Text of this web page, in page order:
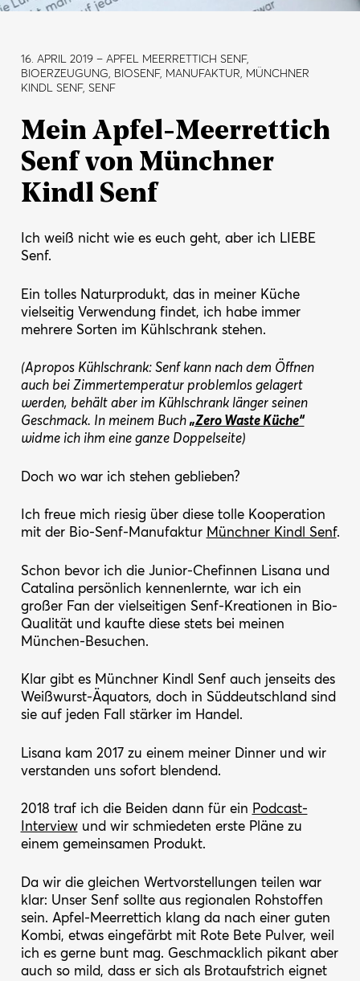
16. APRIL 2019– APFEL MEERRETTICH SENF,
BIOERZEUGUNG, BIOSENF, MANUFAKTUR, MÜNCHNER
KINDL SENF, SENF
Mein Apfel-Meerrettich
Senf von Münchner
Kindl Senf
Ich weiß nicht wie es euch geht, aber ich LIEBE
Senf.
Ein tolles Naturprodukt, das in meiner Küche
vielseitig Verwendung findet, ich habe immer
mehrere Sorten im Kühlschrank stehen.
(Apropos Kühlschrank: Senf kann nach dem Öffnen
auch bei Zimmertemperatur problemlos gelagert
werden, behält aber im Kühlschrank länger seinen
Geschmack. In meinem Buch „Zero Waste Küche“
widme ich ihm eine ganze Doppelseite)
Doch wo war ich stehen geblieben?
Ich freue mich riesig über diese tolle Kooperation
mit der Bio-Senf-Manufaktur Münchner Kindl Senf.
Schon bevor ich die Junior-Chefinnen Lisana und
Catalina persönlich kennenlernte, war ich ein
großer Fan der vielseitigen Senf-Kreationen in Bio-
Qualität und kaufte diese stets bei meinen
München-Besuchen.
Klar gibt es Münchner Kindl Senf auch jenseits des
Weißwurst-Äquators, doch in Süddeutschland sind
sie auf jeden Fall stärker im Handel.
Lisana kam 2017 zu einem meiner Dinner und wir
verstanden uns sofort blendend.
2018 traf ich die Beiden dann für ein Podcast-
Interviewund wir schmiedeten erste Pläne zu
einem gemeinsamen Produkt.
Da wir die gleichen Wertvorstellungen teilen war
klar: Unser Senf sollte aus regionalen Rohstoffen
sein. Apfel-Meerrettich klang da nach einer guten
Kombi, etwas eingefärbt mit Rote Bete Pulver, weil
ich es gerne bunt mag. Geschmacklich pikant aber
auch so mild, dass er sich als Brotaufstrich eignet